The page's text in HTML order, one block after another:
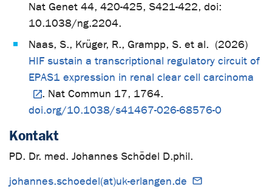
Nat Genet 44, 420-425, S421-422, doi:
10.1038/ng.2204.
Naas, S., Krüger, R., Grampp, S. et al. (2026)
HIF sustain a transcriptional regulatory circuit of
EPAS1 expression in renal clear cell carcinoma
. Nat Commun 17, 1764.
doi.org/10.1038/s41467-026-68576-0
Kontakt
PD. Dr. med. Johannes Schödel D.phil.
johannes.schoedel(at)uk-erlangen.de